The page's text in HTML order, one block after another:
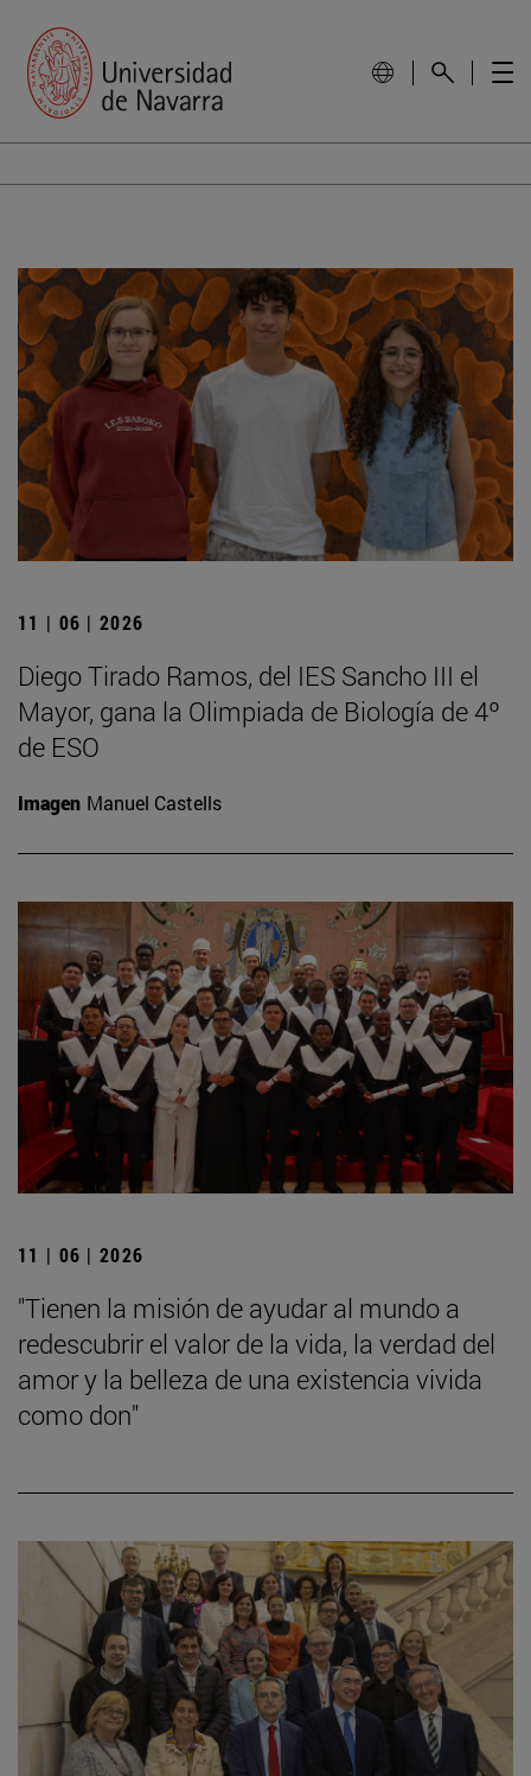
11 | 06 | 2026
Diego Tirado Ramos, del IES Sancho III el
Mayor, gana la Olimpiada de Biología de 4º
de ESO
Imagen Manuel Castells
11 | 06 | 2026
"Tienen la misión de ayudar al mundo a
redescubrir el valor de la vida, la verdad del
amor y la belleza de una existencia vivida
como don"